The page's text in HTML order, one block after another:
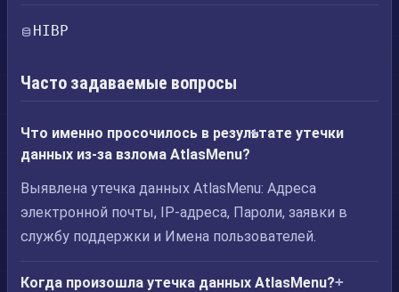
HIBP
Часто задаваемые вопросы
Что именно просочилось в результате утечки
данных из-за взлома AtlasMenu?
Выявлена утечка данных AtlasMenu: Адреса
электронной почты, IP-адреса, Пароли, заявки в
службу поддержки и Имена пользователей.
Когда произошла утечка данных AtlasMenu?